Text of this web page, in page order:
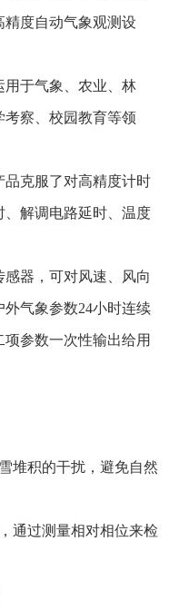
度自动气象观测设
用于气象、农业、林
察、校园教育等领
克服了对高精度计时
解调电路延时、温度
器，可对风速、风向
气象参数24小时连续
参数一次性输出给用
堆积的干扰，避免自然
通过测量相对相位来检